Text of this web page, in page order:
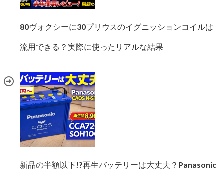
80ヴォクシーに30プリウスのイグニッションコイルは
流用できる？実際に使ったリアルな結果
新品の半額以下!?再生バッテリーは大丈夫？Panasonic